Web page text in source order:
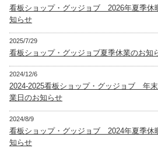
看板ショップ・グッジョブ 2026年夏季休
知らせ
2025/7/29
看板ショップ・グッジョブ夏季休業のお知
2024/12/6
2024-2025看板ショップ・グッジョブ 年
業日のお知らせ
2024/8/9
看板ショップ・グッジョブ 2024年夏季休
知らせ